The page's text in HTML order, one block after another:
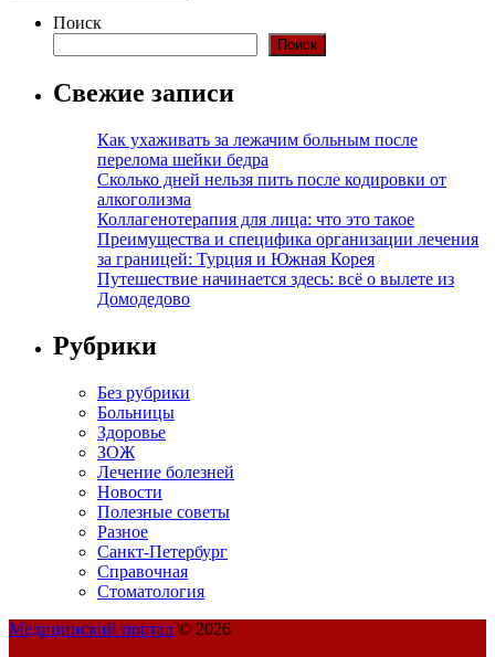
Поиск
Поиск
Свежие записи
Как ухаживать за лежачим больным после
перелома шейки бедра
Сколько дней нельзя пить после кодировки от
алкоголизма
Коллагенотерапия для лица: что это такое
Преимущества и специфика организации лечения
за границей: Турция и Южная Корея
Путешествие начинается здесь: всё о вылете из
Домодедово
Рубрики
Без рубрики
Больницы
Здоровье
ЗОЖ
Лечение болезней
Новости
Полезные советы
Разное
Санкт-Петербург
Справочная
Стоматология
Медицинский портал © 2026